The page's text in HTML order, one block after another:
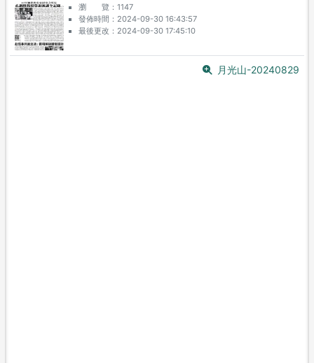
瀏 覽
1147
發佈時間
2024-09-30 16:43:57
最後更改
2024-09-30 17:45:10
月光山-20240829